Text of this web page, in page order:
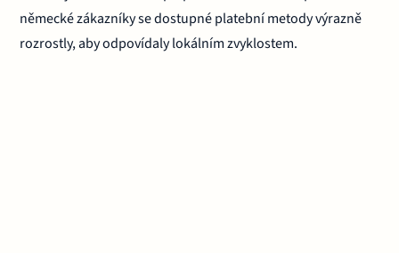
německé zákazníky se dostupné platební metody výrazně
rozrostly, aby odpovídaly lokálním zvyklostem.